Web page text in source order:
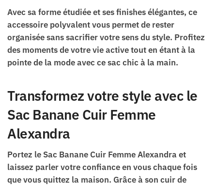
Avec sa forme étudiée et ses finishes élégantes, ce
accessoire polyvalent vous permet de rester
organisée sans sacrifier votre sens du style. Profitez
des moments de votre vie active tout en étant à la
pointe de la mode avec ce sac chic à la main.
Transformez votre style avec le
Sac Banane Cuir Femme
Alexandra
Portez le Sac Banane Cuir Femme Alexandra et
laissez parler votre confiance en vous chaque fois
que vous quittez la maison. Grâce à son cuir de